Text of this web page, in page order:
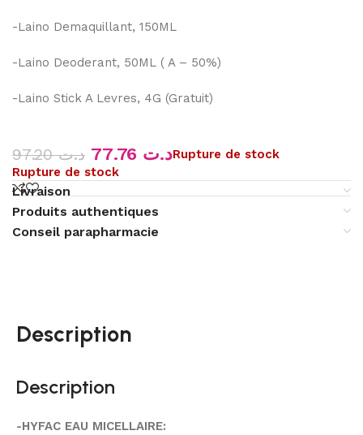
-Laino Demaquillant, 150ML
-Laino Deoderant, 50ML ( A – 50%)
-Laino Stick A Levres, 4G (Gratuit)
د.ت97.20 د.تRupture de stock
Rupture de stock
Livraison
Produits authentiques
Conseil parapharmacie
Description
Description
-HYFAC EAU MICELLAIRE: